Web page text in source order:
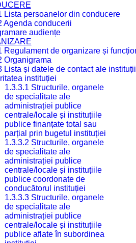
Lista persoanelor din conducere
Agenda conducerii
audiențe
Regulament de organizare și
Organigrama
Lista și datele de contact ale
instituției
1.3.3.1 Structurile, organele
de specialitate ale
administrației publice
centrale/locale și instituțiile
publice finanțate total sau
parțial prin bugetul instituției
1.3.3.2 Structurile, organele
de specialitate ale
administrației publice
centrale/locale și instituțiile
publice coordonate de
conducătorul instituției
1.3.3.3 Structurile, organele
de specialitate ale
administrației publice
centrale/locale și instituțiile
publice aflate în subordinea